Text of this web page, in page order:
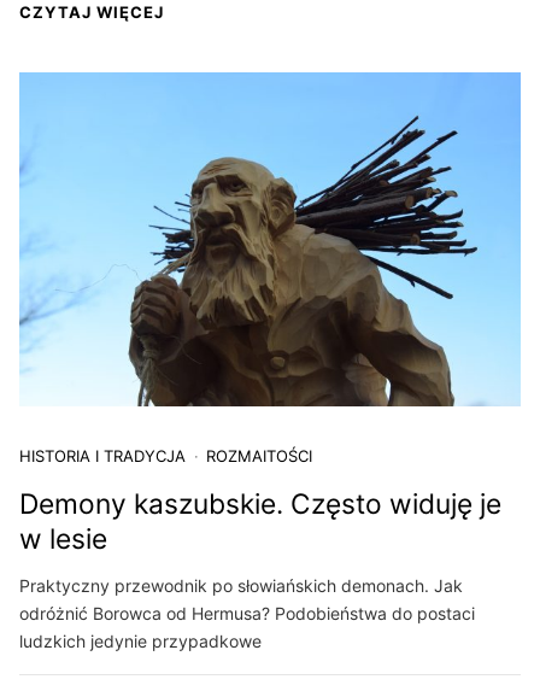
CZYTAJ WIĘCEJ
HISTORIA I TRADYCJA ROZMAITOŚCI
Demony kaszubskie. Często widuję je
w lesie
Praktyczny przewodnik po słowiańskich demonach. Jak
odróżnić Borowca od Hermusa? Podobieństwa do postaci
ludzkich jedynie przypadkowe